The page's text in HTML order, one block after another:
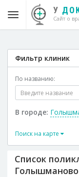
У
Сайт о
Фильтр клиник
По названию:
В городе:
Поиск на карте
Список
Голышманово